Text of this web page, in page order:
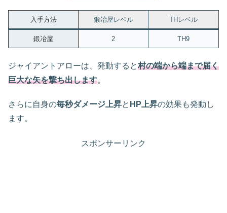
入手方法 鍛冶屋レベル THレベル
鍛冶屋 2 TH9
ジャイアントアローは、発動すると村の端から端まで届く
巨大な矢を撃ち出します。
さらに自身の毎秒ダメージ上昇と HP上昇の効果も発動し
ます。
スポンサーリンク